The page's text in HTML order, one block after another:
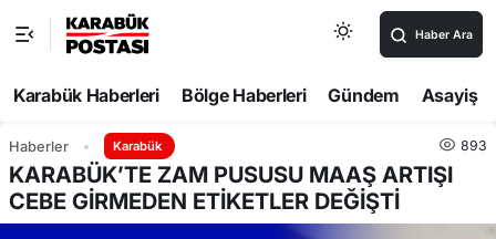
Haber Ara
Karabük Haberleri Bölge Haberleri Gündem Asayiş
Haberler Karabük 893
KARABÜK’TE ZAM PUSUSU MAAŞ ARTIŞI
CEBE GİRMEDEN ETİKETLER DEĞİŞTİ